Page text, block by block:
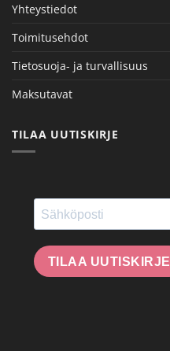
Yhteystiedot
Toimitusehdot
Tietosuoja- ja turvallisuus
Maksutavat
TILAA UUTISKIRJE
TILAA UUTISKIRJE